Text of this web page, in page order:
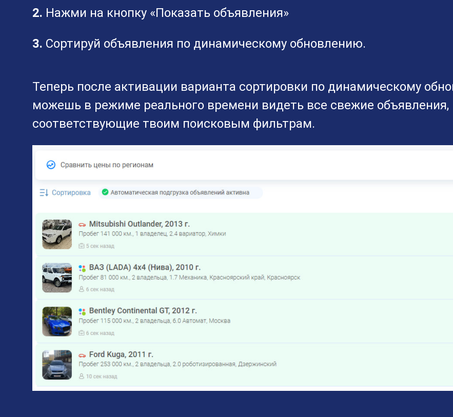
2. Нажми на кнопку «Показать объявления»
3. Сортируй объявления по динамическому обновлению.
Теперь после активации варианта сортировки по динамическому
можешь в режиме реального времени видеть все свежие объявления,
соответствующие твоим поисковым фильтрам.